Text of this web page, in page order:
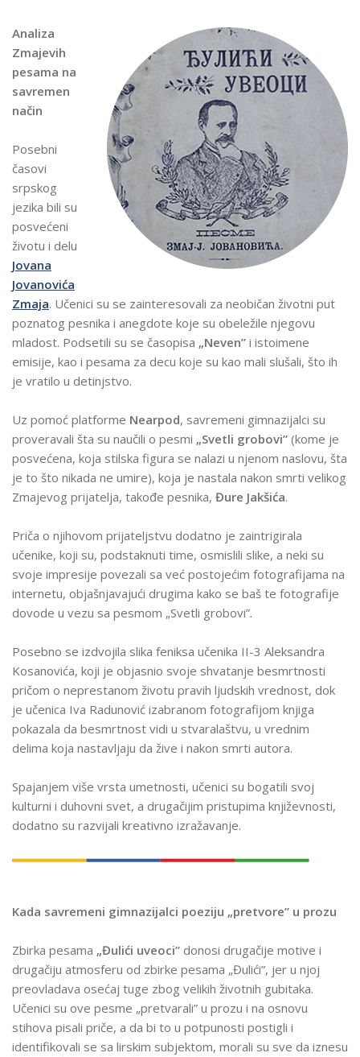
Analiza
Zmajevih
pesama na
savremen
način
Posebni
časovi
srpskog
jezika bili su
posvećeni
životu i delu
Jovana
Jovanovića
Zmaja. Učenici su se zainteresovali za neobičan životni put
poznatog pesnika i anegdote koje su obeležile njegovu
mladost. Podsetili su se časopisa „Neven” i istoimene
emisije, kao i pesama za decu koje su kao mali slušali, što ih
je vratilo u detinjstvo.
Uz pomoć platforme Nearpod, savremeni gimnazijalci su
proveravali šta su naučili o pesmi „Svetli grobovi” (kome je
posvećena, koja stilska figura se nalazi u njenom naslovu, šta
je to što nikada ne umire), koja je nastala nakon smrti velikog
Zmajevog prijatelja, takođe pesnika, Đure Jakšića.
Priča o njihovom prijateljstvu dodatno je zaintrigirala
učenike, koji su, podstaknuti time, osmislili slike, a neki su
svoje impresije povezali sa već postojećim fotografijama na
internetu, objašnjavajući drugima kako se baš te fotografije
dovode u vezu sa pesmom „Svetli grobovi”.
Posebno se izdvojila slika feniksa učenika II-3 Aleksandra
Kosanovića, koji je objasnio svoje shvatanje besmrtnosti
pričom o neprestanom životu pravih ljudskih vrednost, dok
je učenica Iva Radunović izabranom fotografijom knjiga
pokazala da besmrtnost vidi u stvaralaštvu, u vrednim
delima koja nastavljaju da žive i nakon smrti autora.
Spajanjem više vrsta umetnosti, učenici su bogatili svoj
kulturni i duhovni svet, a drugačijim pristupima književnosti,
dodatno su razvijali kreativno izražavanje.
Kada savremeni gimnazijalci poeziju „pretvore” u prozu
Zbirka pesama „Đulići uveoci” donosi drugačije motive i
drugačiju atmosferu od zbirke pesama „Đulići”, jer u njoj
preovladava osećaj tuge zbog velikih životnih gubitaka.
Učenici su ove pesme „pretvarali” u prozu i na osnovu
stihova pisali priče, a da bi to u potpunosti postigli i
identifikovali se sa lirskim subjektom, morali su sve da iznesu